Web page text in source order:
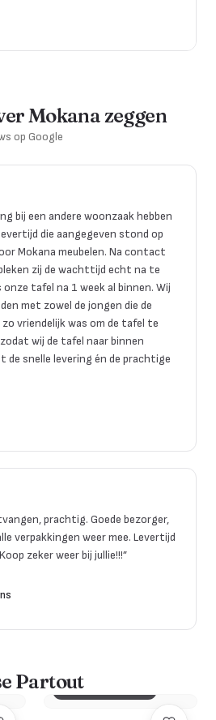
Mokana zeggen
op Google
bij een andere woonzaak hebben
die aangegeven stond op
Mokana meubelen. Na contact
zij de wachttijd echt na te
tafel na 1 week al binnen. Wij
met zowel de jongen die de
vriendelijk was om de tafel te
wij de tafel naar binnen
de snelle levering én de prachtige
prachtig. Goede bezorger,
verpakkingen weer mee. Levertijd
zeker weer bij jullie!!!”
Partout3D CONFIGURATOR